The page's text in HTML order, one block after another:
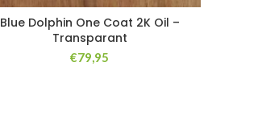
Blue Dolphin One Coat 2K Oil –
Transparant
€79,95